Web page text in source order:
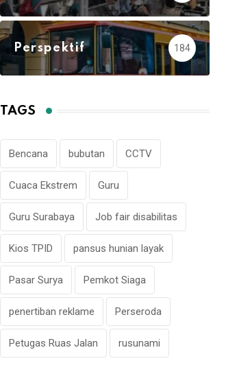
Perspektif 184
TAGS
Bencana bubutan CCTV
Cuaca Ekstrem Guru
Guru Surabaya Job fair disabilitas
Kios TPID pansus hunian layak
Pasar Surya Pemkot Siaga
penertiban reklame Perseroda
Petugas Ruas Jalan rusunami